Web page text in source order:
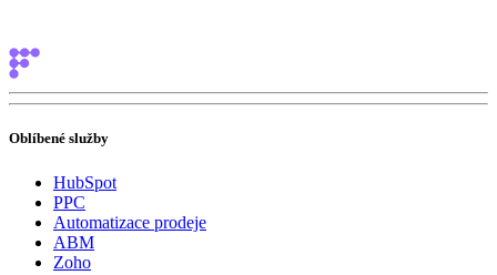
Oblíbené služby
HubSpot
PPC
Automatizace prodeje
ABM
Zoho